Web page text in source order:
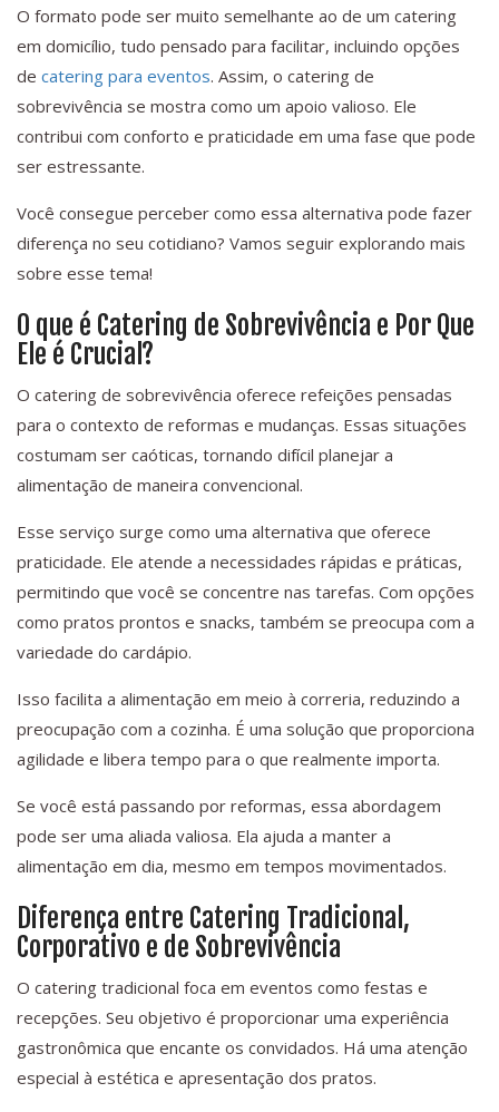
O formato pode ser muito semelhante ao de um catering
em domicílio, tudo pensado para facilitar, incluindo opções
de catering para eventos. Assim, o catering de
sobrevivência se mostra como um apoio valioso. Ele
contribui com conforto e praticidade em uma fase que pode
ser estressante.
Você consegue perceber como essa alternativa pode fazer
diferença no seu cotidiano? Vamos seguir explorando mais
sobre esse tema!
O que é Catering de Sobrevivência e Por Que
Ele é Crucial?
O catering de sobrevivência oferece refeições pensadas
para o contexto de reformas e mudanças. Essas situações
costumam ser caóticas, tornando difícil planejar a
alimentação de maneira convencional.
Esse serviço surge como uma alternativa que oferece
praticidade. Ele atende a necessidades rápidas e práticas,
permitindo que você se concentre nas tarefas. Com opções
como pratos prontos e snacks, também se preocupa com a
variedade do cardápio.
Isso facilita a alimentação em meio à correria, reduzindo a
preocupação com a cozinha. É uma solução que proporciona
agilidade e libera tempo para o que realmente importa.
Se você está passando por reformas, essa abordagem
pode ser uma aliada valiosa. Ela ajuda a manter a
alimentação em dia, mesmo em tempos movimentados.
Diferença entre Catering Tradicional,
Corporativo e de Sobrevivência
O catering tradicional foca em eventos como festas e
recepções. Seu objetivo é proporcionar uma experiência
gastronômica que encante os convidados. Há uma atenção
especial à estética e apresentação dos pratos.